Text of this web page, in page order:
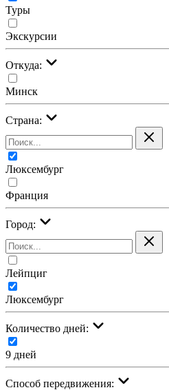
Туры
Экскурсии
Откуда:
Минск
Страна:
Люксембург
Франция
Город:
Лейпциг
Люксембург
Количество дней:
9 дней
Cпособ передвижения: